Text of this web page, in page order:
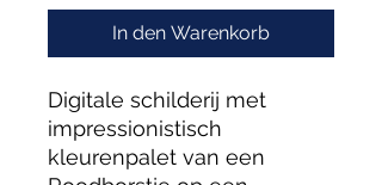
In den Warenkorb
Digitale schilderij met
impressionistisch
kleurenpalet van een